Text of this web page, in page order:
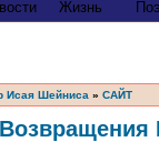
Жизнь
Исая Шейниса » САЙТ